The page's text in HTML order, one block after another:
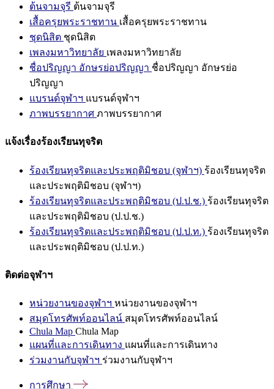
ต้นจามจุรี ต้นจามจุรี
เสื้อครุยพระราชทาน เสื้อครุยพระราชทาน
ชุดนิสิต ชุดนิสิต
เพลงมหาวิทยาลัย เพลงมหาวิทยาลัย
ชื่อปริญญา อักษรย่อปริญญา ชื่อปริญญา อักษรย่อ
ปริญญา
แบรนด์จุฬาฯ แบรนด์จุฬาฯ
ภาพบรรยากาศ ภาพบรรยากาศ
แจ้งเรื่องร้องเรียนทุจริต
ร้องเรียนทุจริตและประพฤติมิชอบ (จุฬาฯ) ร้องเรียนทุจริต
และประพฤติมิชอบ (จุฬาฯ)
ร้องเรียนทุจริตและประพฤติมิชอบ (ป.ป.ช.) ร้องเรียนทุจริต
และประพฤติมิชอบ (ป.ป.ช.)
ร้องเรียนทุจริตและประพฤติมิชอบ (ป.ป.ท.) ร้องเรียนทุจริต
และประพฤติมิชอบ (ป.ป.ท.)
ติดต่อจุฬาฯ
หน่วยงานของจุฬาฯ หน่วยงานของจุฬาฯ
สมุดโทรศัพท์ออนไลน์ สมุดโทรศัพท์ออนไลน์
Chula Map Chula Map
แผนที่และการเดินทาง แผนที่และการเดินทาง
ร่วมงานกับจุฬาฯ ร่วมงานกับจุฬาฯ
การศึกษา